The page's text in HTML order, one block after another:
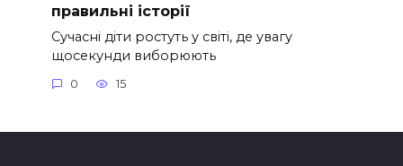
правильні історії
Сучасні діти ростуть у світі, де увагу
щосекунди виборюють
0 15